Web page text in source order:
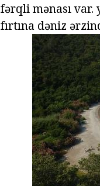
fərqli mənası var.
fırtına dəniz